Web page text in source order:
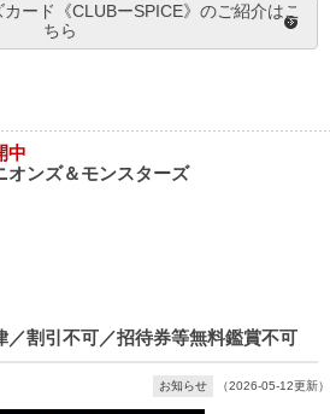
ード《CLUBーSPICE》のご紹介はこ
ちら
中
オンズ＆モンスターズ
／割引不可／招待券等無料鑑賞不可
お知らせ （2026-05-12更新）